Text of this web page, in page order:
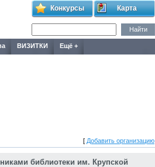
Конкурсы Карта
ВИЗИТКИ Ещё +
[ Добавить организацию
библиотеки им. Крупской